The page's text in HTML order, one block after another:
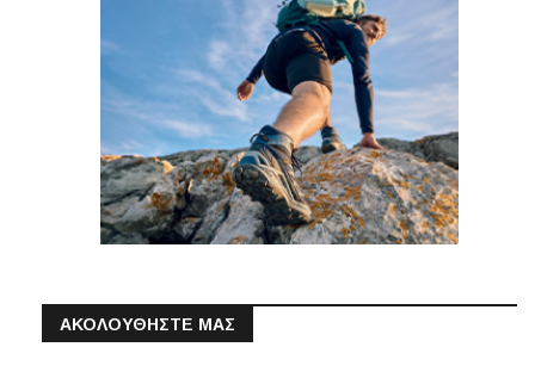
ΑΚΟΛΟΥΘΗΣΤΕ ΜΑΣ